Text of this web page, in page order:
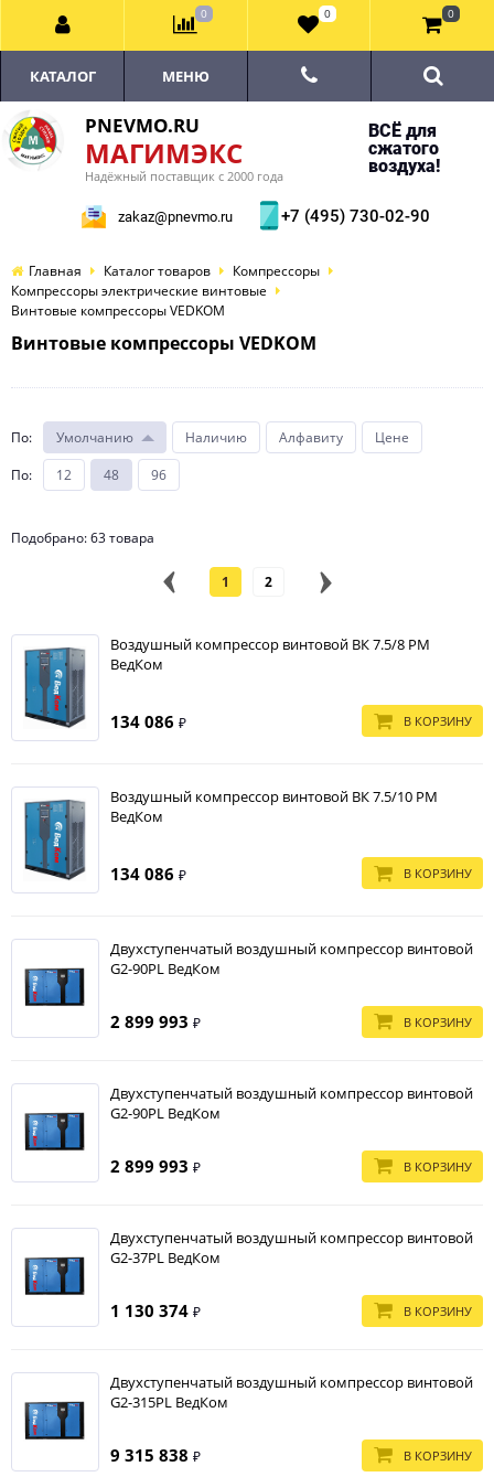
PNEVMO.RU
МАГИМЭКС
Надёжный поставщик с 2000 года
ВСЁ для
сжатого
воздуха!
zakaz@pnevmo.ru +7 (495) 730-02-90
КАТАЛОГ МЕНЮ
Главная Каталог товаров
Компрессоры
Компрессоры электрические винтовые
Винтовые компрессоры VEDKOM
Винтовые компрессоры VEDKOM
По: Умолчанию Наличию Алфавиту
Цене
По: 12 48 96
Подобрано: 63 товара
1 2
Воздушный компрессор винтовой ВК 7.5/8 PM
ВедКом
134 086 ₽ В КОРЗИНУ
Воздушный компрессор винтовой ВК 7.5/10 PM
ВедКом
134 086 ₽ В КОРЗИНУ
Двухступенчатый воздушный компрессор винтовой
G2-90PL ВедКом
2 899 993 ₽ В КОРЗИНУ
Двухступенчатый воздушный компрессор винтовой
G2-90PL ВедКом
2 899 993 ₽ В КОРЗИНУ
Двухступенчатый воздушный компрессор винтовой
G2-37PL ВедКом
1 130 374 ₽ В КОРЗИНУ
Двухступенчатый воздушный компрессор винтовой
G2-315PL ВедКом
9 315 838 ₽ В КОРЗИНУ
0 0 0